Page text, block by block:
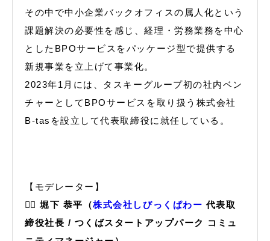
その中で中小企業バックオフィスの属人化という
課題解決の必要性を感じ、経理・労務業務を中心
としたBPOサービスをパッケージ型で提供する
新規事業を立上げて事業化。
2023年1月には、タスキーグループ初の社内ベン
チャーとしてBPOサービスを取り扱う株式会社
B-tasを設立して代表取締役に就任している。
【モデレーター】
🙋‍♂️堀下 恭平（株式会社しびっくぱわー 代表取
締役社長 / つくばスタートアップパーク コミュ